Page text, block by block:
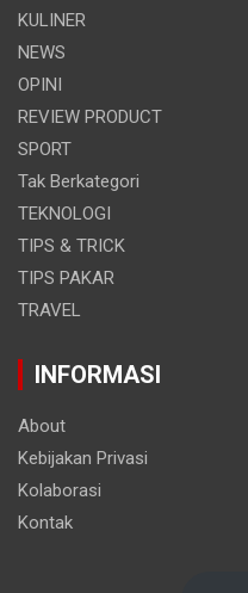
KULINER
NEWS
OPINI
REVIEW PRODUCT
SPORT
Tak Berkategori
TEKNOLOGI
TIPS & TRICK
TIPS PAKAR
TRAVEL
INFORMASI
About
Kebijakan Privasi
Kolaborasi
Kontak